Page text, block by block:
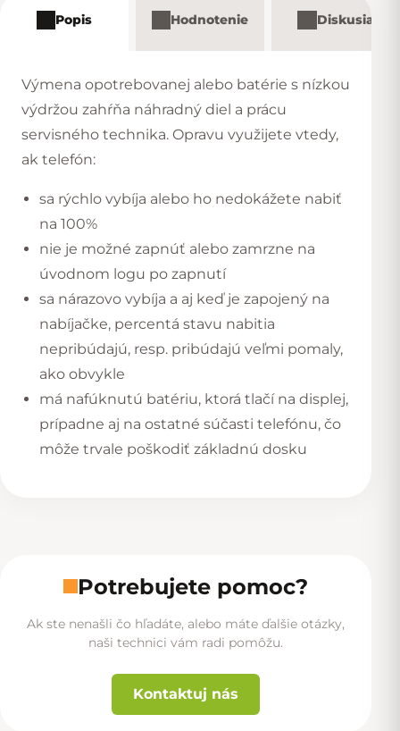
Popis Hodnotenie Diskusia
Výmena opotrebovanej alebo batérie s nízkou
výdržou zahŕňa náhradný diel a prácu
servisného technika. Opravu využijete vtedy,
ak telefón:
sa rýchlo vybíja alebo ho nedokážete nabiť
na 100%
nie je možné zapnúť alebo zamrzne na
úvodnom logu po zapnutí
sa nárazovo vybíja a aj keď je zapojený na
nabíjačke, percentá stavu nabitia
nepribúdajú, resp. pribúdajú veľmi pomaly,
ako obvykle
má nafúknutú batériu, ktorá tlačí na displej,
prípadne aj na ostatné súčasti telefónu, čo
môže trvale poškodiť základnú dosku
Potrebujete pomoc?
Ak ste nenašli čo hľadáte, alebo máte ďalšie otázky,
naši technici vám radi pomôžu.
Kontaktuj nás